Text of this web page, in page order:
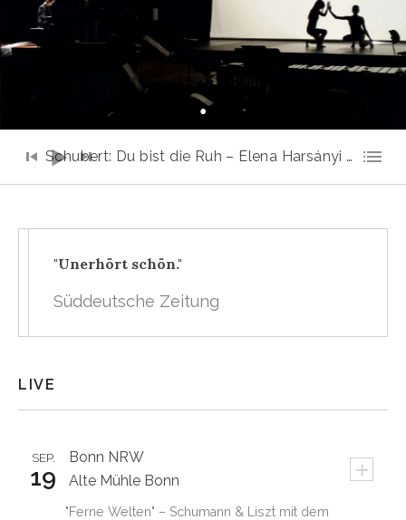
Schubert: Du bist die Ruh – Elena Harsányi & Toni Ming Geiger
"Unerhört schön."
Süddeutsche Zeitung
LIVE
Bonn NRW +
SEP.
19 Alte Mühle Bonn
"Ferne Welten" – Schumann & Liszt mit dem